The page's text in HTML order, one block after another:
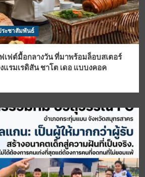
ะชาสัมพันธ์
ฟต์มื้อกลางวัน ที่มาพร้อมล็อบสเตอร์
แรมเรดิสัน ชาโต เดอ แบบงคอค